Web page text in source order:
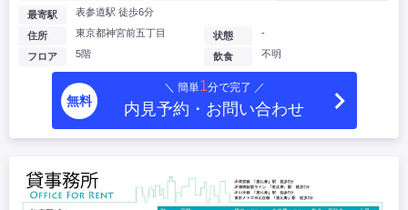
最寄駅 表参道駅 徒歩6分
住所 東京都神宮前五丁目
フロア 5階
状態 -
飲食 不明
無料
＼ 簡単1分で完了 ／
内見予約・お問い合わせ